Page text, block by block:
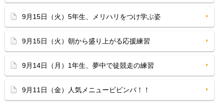
9月15日（火）5年生、メリハリをつけ学ぶ姿
9月15日（火）朝から盛り上がる応援練習
9月14日（月）1年生、夢中で徒競走の練習
9月11日（金）人気メニュービビンバ！！